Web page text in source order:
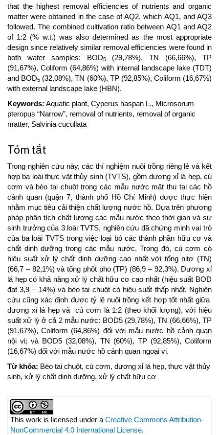
that the highest removal efficiencies of nutrients and organic
matter were obtained in the case of AQ2, which AQ1, and AQ3
followed. The combined cultivation ratio between AQ1 and AQ2
of 1:2 (% w.t.) was also determined as the most appropriate
design since relatively similar removal efficiencies were found in
both water samples: BOD5 (29,78%), TN (66,66%), TP
(91,67%), Coliform (64,86%) with internal landscape lake (TDT)
and BOD5 (32,08%), TN (60%), TP (92,85%), Coliform (16,67%)
with external landscape lake (HBN).
Keywords: Aquatic plant, Cyperus haspan L., Microsorum
pteropus “Narrow”, removal of nutrients, removal of organic
matter, Salvinia cucullata
Tóm tắt
Trong nghiên cứu này, các thí nghiệm nuôi trồng riêng lẻ và kết
hợp ba loài thực vật thủy sinh (TVTS), gồm dương xỉ lá hẹp, cú
cơm và bèo tai chuột trong các mẫu nước mặt thu tại các hồ
cảnh quan (quận 7, thành phố Hồ Chí Minh) được thực hiện
nhằm mục tiêu cải thiện chất lượng nước hồ. Dựa trên phương
pháp phân tích chất lượng các mẫu nước theo thời gian và sự
sinh trưởng của 3 loài TVTS, nghiên cứu đã chứng minh vai trò
của ba loài TVTS trong việc loại bỏ các thành phần hữu cơ và
chất dinh dưỡng trong các mẫu nước. Trong đó, cú cơm có
hiệu suất xử lý chất dinh dưỡng cao nhất với tổng nitơ (TN)
(66,7 – 82,1%) và tổng phốt pho (TP) (86,9 – 92,3%). Dương xỉ
lá hẹp có khả năng xử lý chất hữu cơ cao nhất (hiệu suất BOD
đạt 3,9 – 14%) và bèo tai chuột có hiệu suất thấp nhất. Nghiên
cứu cũng xác định được tỷ lệ nuôi trồng kết hợp tốt nhất giữa
dương xỉ lá hẹp và cú cơm là 1:2 (theo khối lượng), với hiệu
suất xử lý ở cả 2 mẫu nước: BOD5 (29,78%), TN (66,66%), TP
(91,67%), Coliform (64,86%) đối với mẫu nước hồ cảnh quan
nội vi; và BOD5 (32,08%), TN (60%), TP (92,85%), Coliform
(16,67%) đối với mẫu nước hồ cảnh quan ngoại vi.
Từ khóa: Bèo tai chuột, cú cơm, dương xỉ lá hẹp, thực vật thủy
sinh, xử lý chất dinh dưỡng, xử lý chất hữu cơ
Article
Details
This work is licensed under a Creative Commons Attribution-
NonCommercial 4.0 International License.